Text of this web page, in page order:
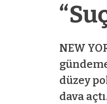
NEW
düzey
dava